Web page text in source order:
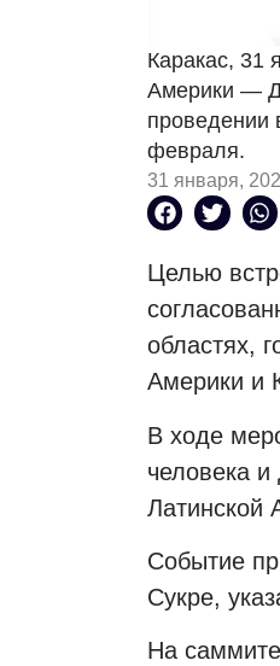
Каракас, 31
Америки —
проведении
февраля.
31 января,
Целью
областях,
Америки и
В ходе
человека
Латинской
Событие
Сукре,
На